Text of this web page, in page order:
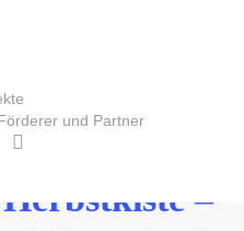
und Partner
instagram
–